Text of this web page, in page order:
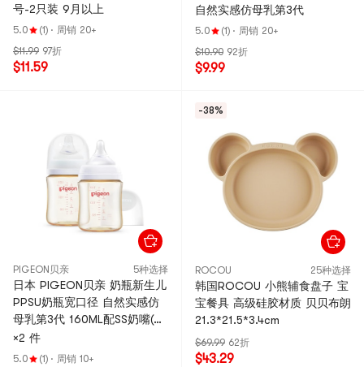
号-2只装 9月以上
5.0 (1) · 周销 20+
$11.99 97折
$11.59
自然实感仿母乳第3代
5.0 (1) · 周销 20+
$10.90 92折
$9.99
PIGEON贝亲 5种选择
日本 PIGEON贝亲 奶瓶新生儿
PPSU奶瓶宽口径 自然实感仿
母乳第3代 160ML配SS奶嘴(0-
1个月) 2个装
×2 件
5.0 (1) · 周销 10+
-38%
ROCOU 25种选择
韩国ROCOU 小熊辅食盘子 宝
宝餐具 高级硅胶材质 贝贝布朗
21.3*21.5*3.4cm
$69.99 62折
$43.29